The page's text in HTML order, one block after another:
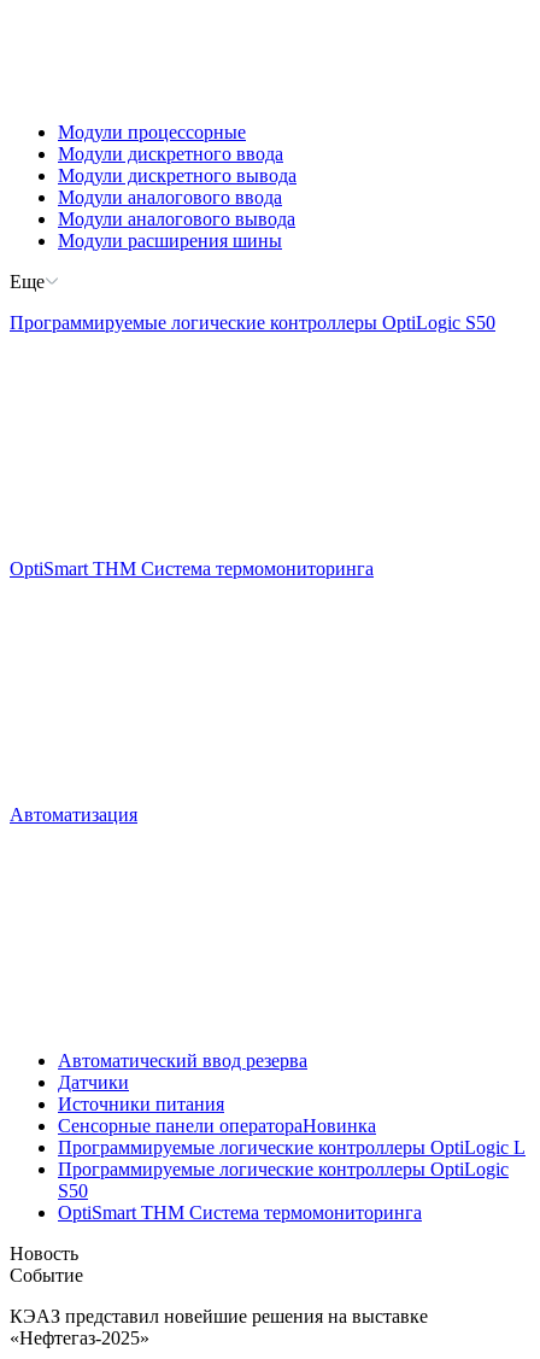
Модули процессорные
Модули дискретного ввода
Модули дискретного вывода
Модули аналогового ввода
Модули аналогового вывода
Модули расширения шины
Еще
Программируемые логические контроллеры OptiLogic S50
OptiSmart THM Система термомониторинга
Автоматизация
Автоматический ввод резерва
Датчики
Источники питания
Сенсорные панели оператораНовинка
Программируемые логические контроллеры OptiLogic L
Программируемые логические контроллеры OptiLogic
S50
OptiSmart THM Система термомониторинга
Новость
Событие
КЭАЗ представил новейшие решения на выставке
«Нефтегаз-2025»